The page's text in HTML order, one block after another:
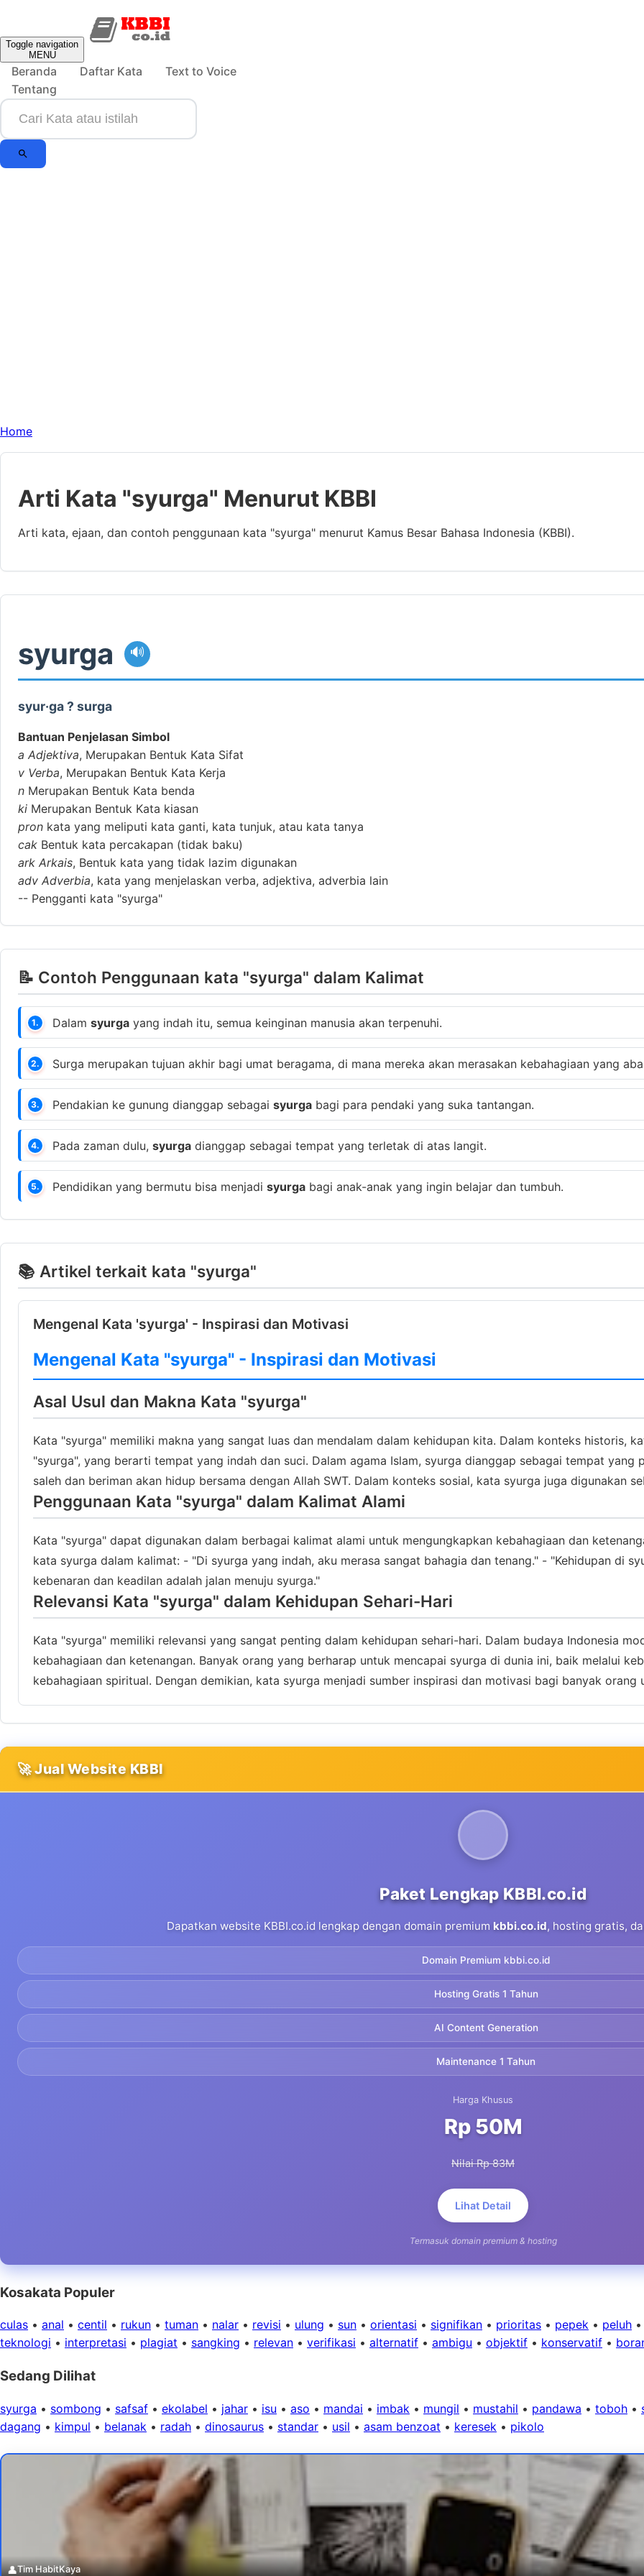
Toggle navigation
MENU
Beranda Daftar Kata
Text to Voice
Tentang
Home
Arti Kata "syurga" Menurut KBBI
Arti kata, ejaan, dan contoh penggunaan kata "syurga" menurut Kamus Besar Bahasa Indonesia (KBBI).
syurga 🔊
syur·ga ? surga
Bantuan Penjelasan Simbol
a Adjektiva, Merupakan Bentuk Kata Sifat
v Verba, Merupakan Bentuk Kata Kerja
n Merupakan Bentuk Kata benda
ki Merupakan Bentuk Kata kiasan
pron kata yang meliputi kata ganti, kata tunjuk, atau kata tanya
cak Bentuk kata percakapan (tidak baku)
ark Arkais, Bentuk kata yang tidak lazim digunakan
adv Adverbia, kata yang menjelaskan verba, adjektiva, adverbia lain
-- Pengganti kata "syurga"
📝 Contoh Penggunaan kata "syurga" dalam Kalimat
1. Dalam syurga yang indah itu, semua keinginan manusia akan terpenuhi.
2. Surga merupakan tujuan akhir bagi umat beragama, di mana mereka akan merasakan kebahagiaan yang
3. Pendakian ke gunung dianggap sebagai syurga bagi para pendaki yang suka tantangan.
4. Pada zaman dulu, syurga dianggap sebagai tempat yang terletak di atas langit.
5. Pendidikan yang bermutu bisa menjadi syurga bagi anak-anak yang ingin belajar dan tumbuh.
📚 Artikel terkait kata "syurga"
Mengenal Kata 'syurga' - Inspirasi dan Motivasi
Mengenal Kata "syurga" - Inspirasi dan Motivasi
Asal Usul dan Makna Kata "syurga"
Kata "syurga" memiliki makna yang sangat luas dan mendalam dalam kehidupan kita. Dalam konteks historis,
"syurga", yang berarti tempat yang indah dan suci. Dalam agama Islam, syurga dianggap sebagai tempat
saleh dan beriman akan hidup bersama dengan Allah SWT. Dalam konteks sosial, kata syurga juga digunakan
Penggunaan Kata "syurga" dalam Kalimat Alami
Kata "syurga" dapat digunakan dalam berbagai kalimat alami untuk mengungkapkan kebahagiaan dan
kata syurga dalam kalimat: - "Di syurga yang indah, aku merasa sangat bahagia dan tenang." - "Kehidupan di
kebenaran dan keadilan adalah jalan menuju syurga."
Relevansi Kata "syurga" dalam Kehidupan Sehari-Hari
Kata "syurga" memiliki relevansi yang sangat penting dalam kehidupan sehari-hari. Dalam budaya Indonesia
kebahagiaan dan ketenangan. Banyak orang yang berharap untuk mencapai syurga di dunia ini, baik melalui
kebahagiaan spiritual. Dengan demikian, kata syurga menjadi sumber inspirasi dan motivasi bagi banyak orang
🚀 Jual Website KBBI
Paket Lengkap KBBI.co.id
Dapatkan website KBBI.co.id lengkap dengan domain premium kbbi.co.id, hosting gratis,
Domain Premium kbbi.co.id
Hosting Gratis 1 Tahun
AI Content Generation
Maintenance 1 Tahun
Harga Khusus
Rp 50M
Nilai Rp 83M
Lihat Detail
Termasuk domain premium & hosting
Kosakata Populer
culas • anal • centil • rukun • tuman • nalar • revisi • ulung • sun • orientasi • signifikan • prioritas • pepek • peluh
teknologi • interpretasi • plagiat • sangking • relevan • verifikasi • alternatif • ambigu • objektif • konservatif •
Sedang Dilihat
syurga • sombong • safsaf • ekolabel • jahar • isu • aso • mandai • imbak • mungil • mustahil • pandawa • toboh •
dagang • kimpul • belanak • radah • dinosaurus • standar • usil • asam benzoat • keresek • pikolo
👤Tim HabitKaya